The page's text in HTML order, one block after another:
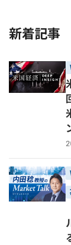
新着記事